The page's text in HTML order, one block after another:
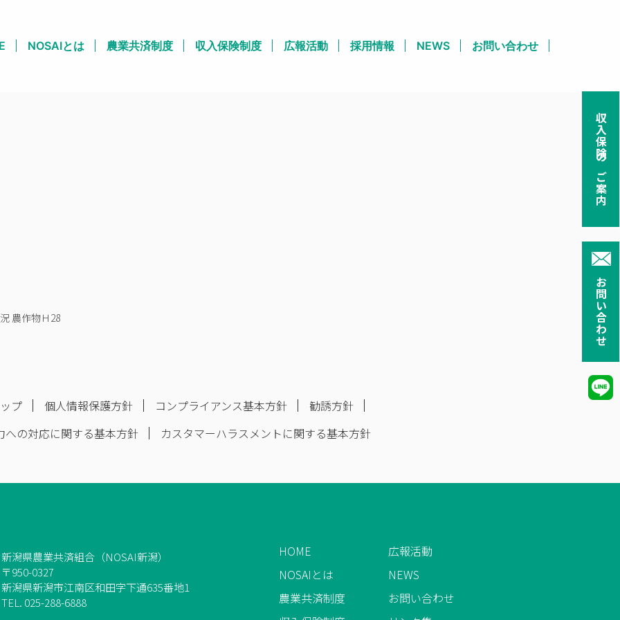
収入保険のご案内
お問い合わせ
NOSAIとは 農業共済制度 収入保険制度 広報活動 採用情報 NEWS お問い合わせ
農作物Ｈ28
プ 個人情報保護方針 コンプライアンス基本方針
勧誘方針
への対応に関する基本方針
カスタマーハラスメントに関する基本方針
新潟県農業共済組合（NOSAI新潟）
〒950-0327
新潟県新潟市江南区和田字下通635番地1
TEL. 025-288-6888
HOME
NOSAIとは
農業共済制度
広報活動
NEWS
お問い合わせ